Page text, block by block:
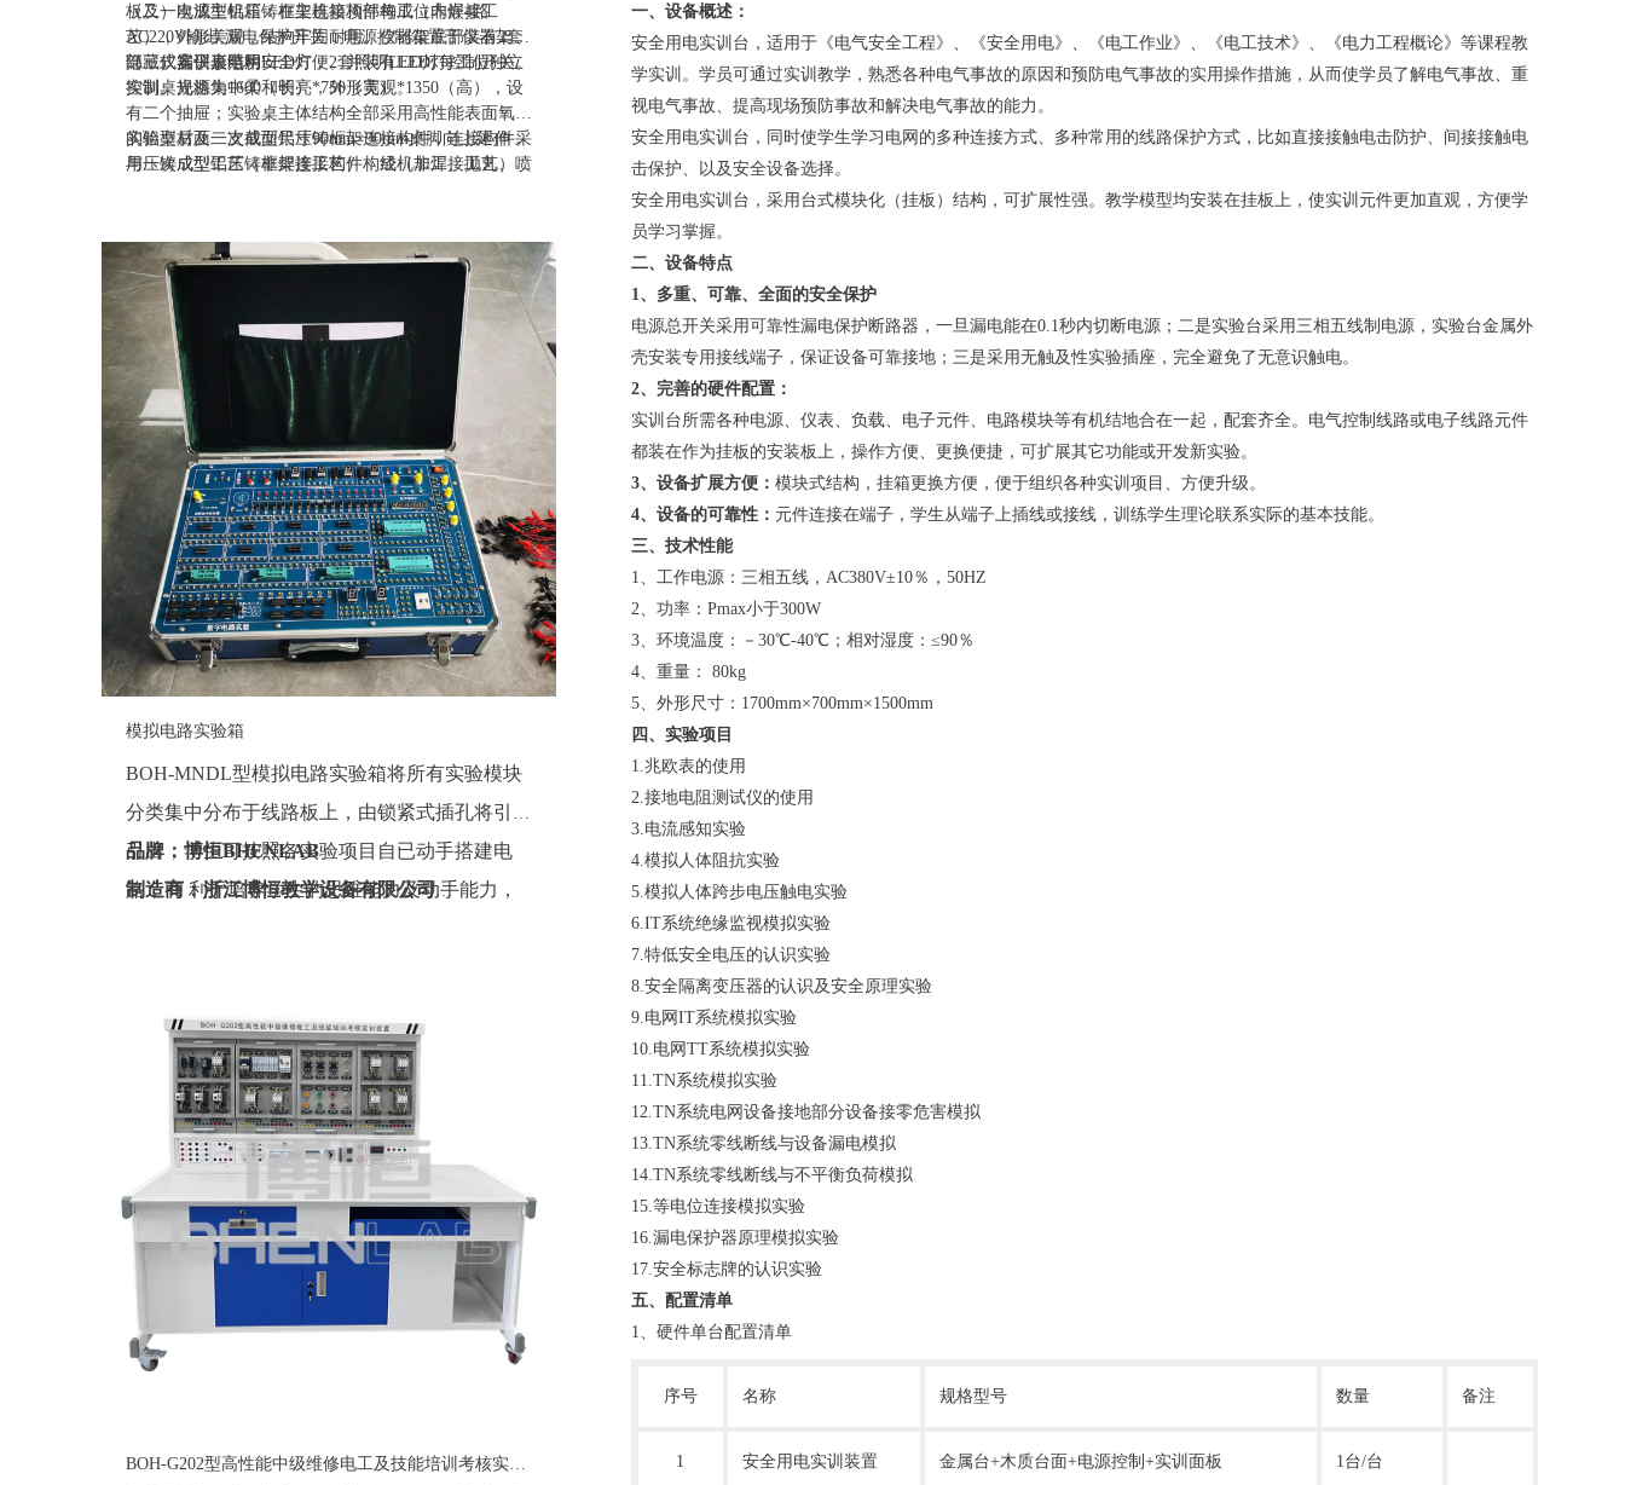
板及一次成型铝压铸框架连接构件构成（非焊接工
艺），外形美观，结构牢固耐用。仪器架底部装有2套
隐藏式扁平形照明LED灯，2套照明LED灯每工位独立
控制。光源集中柔和明亮，外形美观。
（二）电源主机箱：在主机箱顶部每工位内嵌4路
AC220V输出,漏电保护开关，电源控制箱置于仪器架下
部，仪器仪表电用安全方便。并装有LED灯控制开关。
（三）实训桌结构：
实训桌规格为1600（长）*750（宽）*1350（高），设
有二个抽屉；实验桌主体结构全部采用高性能表面氧化
的铝型材及一次成型铝压铸框架连接构件，连接构件采
用压铸成型工艺（非焊接工艺），经机加工、抛丸、喷
化处理，截面尺寸：90mm×90mm，四面带槽，槽宽约
8mm，端部装有注塑成型配套塑料堵头。桌面采用
25mm三聚氰胺饰面板，配有一块防静电绝缘皮。贴桌
面板下设支撑框架，承受力不少于200kg。实训装置整
体简约不简单，高端大气，符合现代化产品审美和发展
趋势。
实验桌后面二支截面尺寸90mm×90mm桌脚向上延伸，
与一次成型铝压铸框架连接构件构成（非焊接工艺）牢
模拟电路实验箱
BOH-MNDL型模拟电路实验箱将所有实验模块
分类集中分布于线路板上，由锁紧式插孔将引线
引出，学生可按照各实验项目自已动手搭建电
路，有 利于培养学生的思维能力及动手能力，
品牌：博恒BHENLAB
制造商：浙江博恒教学设备有限公司
价格：联系销售人员
BOH-G202型高性能中级维修电工及技能培训考核实训装置
一、设备概述：
安全用电实训台，适用于《电气安全工程》、《安全用电》、《电工作业》、《电工技术》、《电力工程概论》等课程教
学实训。学员可通过实训教学，熟悉各种电气事故的原因和预防电气事故的实用操作措施，从而使学员了解电气事故、重
视电气事故、提高现场预防事故和解决电气事故的能力。
安全用电实训台，同时使学生学习电网的多种连接方式、多种常用的线路保护方式，比如直接接触电击防护、间接接触电
击保护、以及安全设备选择。
安全用电实训台，采用台式模块化（挂板）结构，可扩展性强。教学模型均安装在挂板上，使实训元件更加直观，方便学
员学习掌握。
二、设备特点
1、多重、可靠、全面的安全保护
电源总开关采用可靠性漏电保护断路器，一旦漏电能在0.1秒内切断电源；二是实验台采用三相五线制电源，实验台金属外
壳安装专用接线端子，保证设备可靠接地；三是采用无触及性实验插座，完全避免了无意识触电。
2、完善的硬件配置：
实训台所需各种电源、仪表、负载、电子元件、电路模块等有机结地合在一起，配套齐全。电气控制线路或电子线路元件
都装在作为挂板的安装板上，操作方便、更换便捷，可扩展其它功能或开发新实验。
3、设备扩展方便： 模块式结构，挂箱更换方便，便于组织各种实训项目、方便升级。
4、设备的可靠性： 元件连接在端子，学生从端子上插线或接线，训练学生理论联系实际的基本技能。
三、技术性能
1、工作电源：三相五线，AC380V±10％，50HZ
2、功率：Pmax小于300W
3、环境温度：－30℃-40℃；相对湿度：≤90％
4、重量： 80kg
5、外形尺寸：1700mm×700mm×1500mm
四、实验项目
1.兆欧表的使用
2.接地电阻测试仪的使用
3.电流感知实验
4.模拟人体阻抗实验
5.模拟人体跨步电压触电实验
6.IT系统绝缘监视模拟实验
7.特低安全电压的认识实验
8.安全隔离变压器的认识及安全原理实验
9.电网IT系统模拟实验
10.电网TT系统模拟实验
11.TN系统模拟实验
12.TN系统电网设备接地部分设备接零危害模拟
13.TN系统零线断线与设备漏电模拟
14.TN系统零线断线与不平衡负荷模拟
15.等电位连接模拟实验
16.漏电保护器原理模拟实验
17.安全标志牌的认识实验
五、配置清单
1、硬件单台配置清单
序号 名称 规格型号 数量 备注
1 安全用电实训装置 金属台+木质台面+电源控制+实训面板 1台/台